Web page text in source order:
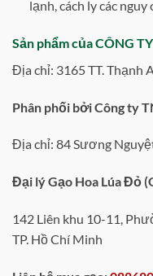
lạnh, cách ly các
Sản phẩm của CÔNG
Địa chỉ: 3165 TT. Thạnh
Phân phối bởi Công ty
Địa chỉ: 84 Sương
Đại lý Gạo Hoa Lúa Đỏ
142 Liên khu 10-11,
TP. Hồ Chí Minh